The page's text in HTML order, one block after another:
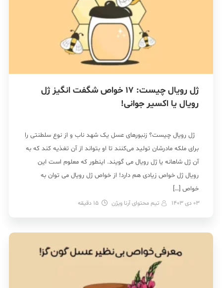
ژل رویال چیست: 17 خواص شگفت انگیز ژل
رویال یا اکسیر جوانی!
ژل رویال چیست؟ زنبورهای عسل یک شهد ناب و از نوع سلطنتی را
برای ملکه مادرشان تولید می‌کنند تا او بتواند از آن تغذیه کند که به
آن ژل شاهانه یا ژل رویال می گویند. اینطور که معلوم است این
رویال ژل خواص زیادی هم دارد! از خواص ژل رویال می توان به
خواص […]
03 دی 1403 تیم محتوای آرنا ویژن 15 دقیقه